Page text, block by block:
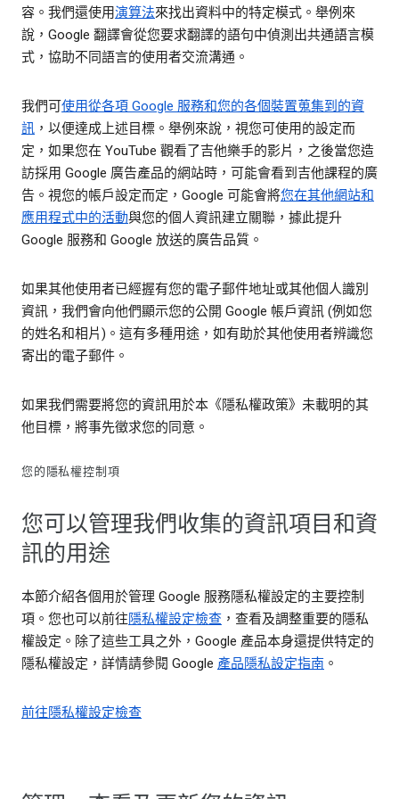
容。我們還使用演算法來找出資料中的特定模式。舉例來
說，Google 翻譯會從您要求翻譯的語句中偵測出共通語言模
式，協助不同語言的使用者交流溝通。
我們可使用從各項 Google 服務和您的各個裝置蒐集到的資
訊 ，以便達成上述目標。舉例來說，視您可使用的設定而
定，如果您在 YouTube 觀看了吉他樂手的影片，之後當您造
訪採用 Google 廣告產品的網站時，可能會看到吉他課程的廣
告。視您的帳戶設定而定，Google 可能會將您在其他網站和
應用程式中的活動與您的個人資訊建立關聯，據此提升
Google 服務和 Google 放送的廣告品質。
如果其他使用者已經握有您的電子郵件地址或其他個人識別
資訊，我們會向他們顯示您的公開 Google 帳戶資訊 (例如您
的姓名和相片)。這有多種用途，如有助於其他使用者辨識您
寄出的電子郵件。
如果我們需要將您的資訊用於本《隱私權政策》未載明的其
他目標，將事先徵求您的同意。
您的隱私權控制項
您可以管理我們收集的資訊項目和資
訊的用途
本節介紹各個用於管理 Google 服務隱私權設定的主要控制
項。您也可以前往隱私權設定檢查 ，查看及調整重要的隱私
權設定。除了這些工具之外，Google 產品本身還提供特定的
隱私權設定，詳情請參閱 Google 產品隱私設定指南 。
前往隱私權設定檢查